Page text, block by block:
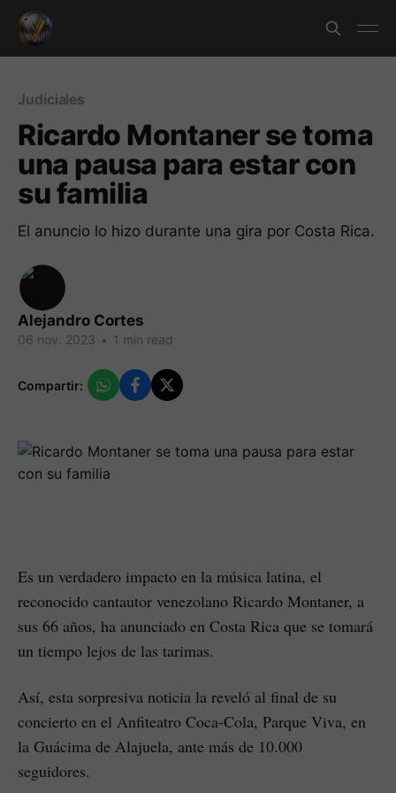
Judiciales
Ricardo Montaner se toma
una pausa para estar con
su familia
El anuncio lo hizo durante una gira por Costa Rica.
Alejandro Cortes
06 nov. 2023 • 1 min read
Compartir:
Es un verdadero impacto en la música latina, el
reconocido cantautor venezolano Ricardo Montaner, a
sus 66 años, ha anunciado en Costa Rica que se tomará
un tiempo lejos de las tarimas.
Así, esta sorpresiva noticia la reveló al final de su
concierto en el Anfiteatro Coca-Cola, Parque Viva, en
la Guácima de Alajuela, ante más de 10.000
seguidores.